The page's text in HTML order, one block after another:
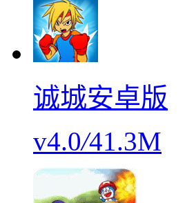
诚城安卓版
v4.0/41.3M